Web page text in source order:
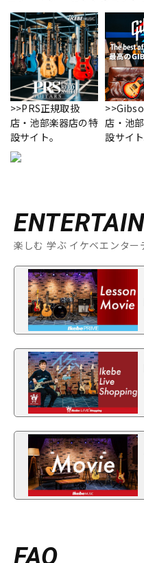
>>PRS正規取扱
店・池部楽器店の特
設サイト。
店・池
設サイト
楽しむ 学ぶ イケベエンター
FAQ